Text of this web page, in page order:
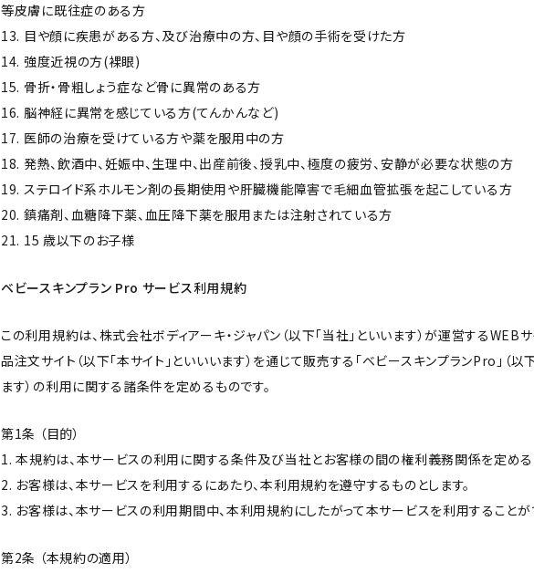
等皮膚に既往症のある方
13. 目や顔に疾患がある方、及び治療中の方、目や顔の手術を受けた方
14. 強度近視の方(裸眼)
15. 骨折・骨粗しょう症など骨に異常のある方
16. 脳神経に異常を感じている方(てんかんなど)
17. 医師の治療を受けている方や薬を服用中の方
18. 発熱、飲酒中、妊娠中、生理中、出産前後、授乳中、極度の疲労、安静が必要な状態の方
19. ステロイド系ホルモン剤の長期使用や肝臓機能障害で毛細血管拡張を起こしている方
20. 鎮痛剤、血糖降下薬、血圧降下薬を服用または注射されている方
21. 15 歳以下のお子様
ベビースキンプラン Pro サービス利用規約
この利用規約は、株式会社ボディアーキ・ジャパン（以下「当社」といいます）が運営するWEB
品注文サイト（以下「本サイト」といいいます）を通じて販売する「ベビースキンプランPro」（以
ます）の利用に関する諸条件を定めるものです。
第1条 （目的）
1. 本規約は、本サービスの利用に関する条件及び当社とお客様の間の権利義務関係を定める
2. お客様は、本サービスを利用するにあたり、本利用規約を遵守するものとします。
3. お客様は、本サービスの利用期間中、本利用規約にしたがって本サービスを利用することが
第2条 （本規約の適用）